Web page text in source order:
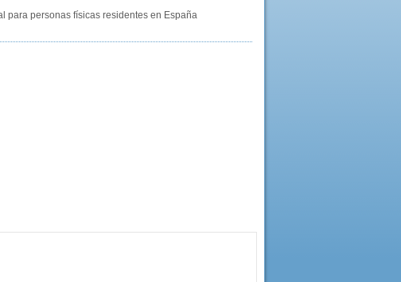
para personas físicas residentes en España